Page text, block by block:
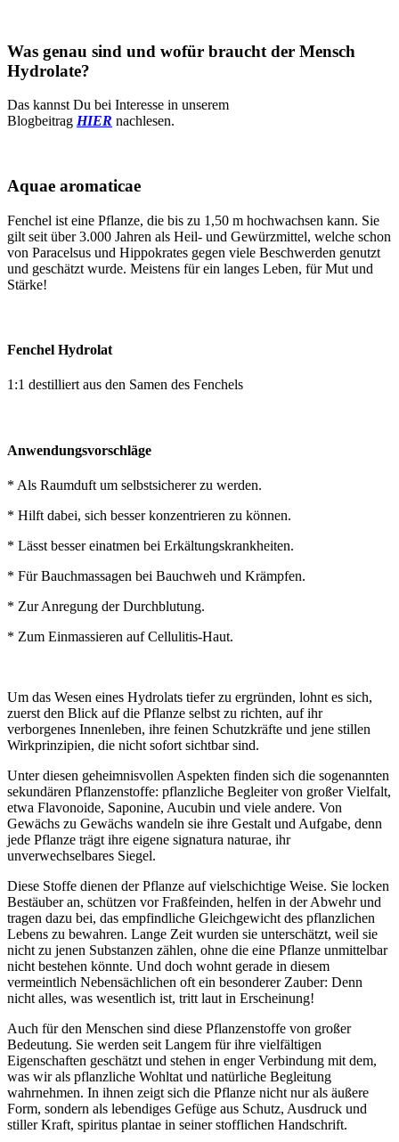
Was genau sind und wofür braucht der Mensch
Hydrolate?
Das kannst Du bei Interesse in unserem
Blogbeitrag HIER nachlesen.
Aquae aromaticae
Fenchel ist eine Pflanze, die bis zu 1,50 m hochwachsen kann. Sie
gilt seit über 3.000 Jahren als Heil- und Gewürzmittel, welche schon
von Paracelsus und Hippokrates gegen viele Beschwerden genutzt
und geschätzt wurde. Meistens für ein langes Leben, für Mut und
Stärke!
Fenchel Hydrolat
1:1 destilliert aus den Samen des Fenchels
Anwendungsvorschläge
* Als Raumduft um selbstsicherer zu werden.
* Hilft dabei, sich besser konzentrieren zu können.
* Lässt besser einatmen bei Erkältungskrankheiten.
* Für Bauchmassagen bei Bauchweh und Krämpfen.
* Zur Anregung der Durchblutung.
* Zum Einmassieren auf Cellulitis-Haut.
Um das Wesen eines Hydrolats tiefer zu ergründen, lohnt es sich,
zuerst den Blick auf die Pflanze selbst zu richten, auf ihr
verborgenes Innenleben, ihre feinen Schutzkräfte und jene stillen
Wirkprinzipien, die nicht sofort sichtbar sind.
Unter diesen geheimnisvollen Aspekten finden sich die sogenannten
sekundären Pflanzenstoffe: pflanzliche Begleiter von großer Vielfalt,
etwa Flavonoide, Saponine, Aucubin und viele andere. Von
Gewächs zu Gewächs wandeln sie ihre Gestalt und Aufgabe, denn
jede Pflanze trägt ihre eigene signatura naturae, ihr
unverwechselbares Siegel.
Diese Stoffe dienen der Pflanze auf vielschichtige Weise. Sie locken
Bestäuber an, schützen vor Fraßfeinden, helfen in der Abwehr und
tragen dazu bei, das empfindliche Gleichgewicht des pflanzlichen
Lebens zu bewahren. Lange Zeit wurden sie unterschätzt, weil sie
nicht zu jenen Substanzen zählen, ohne die eine Pflanze unmittelbar
nicht bestehen könnte. Und doch wohnt gerade in diesem
vermeintlich Nebensächlichen oft ein besonderer Zauber: Denn
nicht alles, was wesentlich ist, tritt laut in Erscheinung!
Auch für den Menschen sind diese Pflanzenstoffe von großer
Bedeutung. Sie werden seit Langem für ihre vielfältigen
Eigenschaften geschätzt und stehen in enger Verbindung mit dem,
was wir als pflanzliche Wohltat und natürliche Begleitung
wahrnehmen. In ihnen zeigt sich die Pflanze nicht nur als äußere
Form, sondern als lebendiges Gefüge aus Schutz, Ausdruck und
stiller Kraft, spiritus plantae in seiner stofflichen Handschrift.